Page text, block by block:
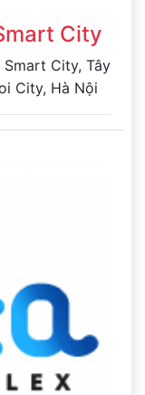
City
City, Tây
City, Hà Nội